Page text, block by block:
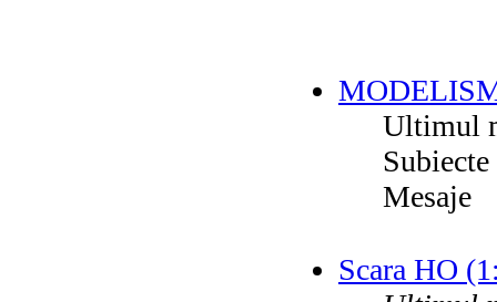
Ultimul
Subiecte
Mesaje
Scara HO